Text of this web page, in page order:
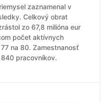
zaznamenal v
Celkový obrat
zo 67,8 milióna eur
počet aktívnych
na 80. Zamestnanosť
pracovníkov.